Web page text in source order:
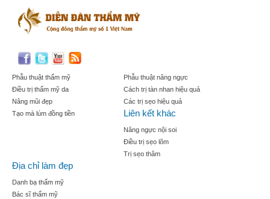
Phẫu thuật thẩm mỹ
Điều trị thẩm mỹ da
Nâng mũi đẹp
Tạo mà lúm đồng tiền
Phẫu thuật nâng ngực
Cách trị tàn nhan hiệu quả
Các trị sẹo hiệu quả
Liên kết khác
Nâng ngực nội soi
Điều trị sẹo lõm
Trị sẹo thâm
Địa chỉ làm đẹp
Danh bạ thẩm mỹ
Bác sĩ thẩm mỹ